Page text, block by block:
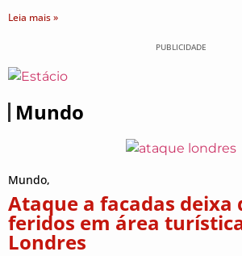
Leia mais »
PUBLICIDADE
Mundo
Mundo,
Ataque a facadas deixa
feridos em área
Londres